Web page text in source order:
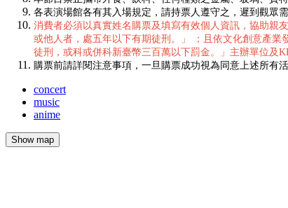
各表演場館各有其入場規定，請持票人遵守之，遲到觀眾需
消費者必須以真實姓名購票及填寫有效個人資訊，協助親
或他人者，處五年以下有期徒刑。」 ；且依文化創意產
徒刑，或科或併科新臺幣三百萬以下罰金。」主辦單位及
購票前請詳閱注意事項，一旦購票成功視為同意上述所有活
concert
music
anime
Show map